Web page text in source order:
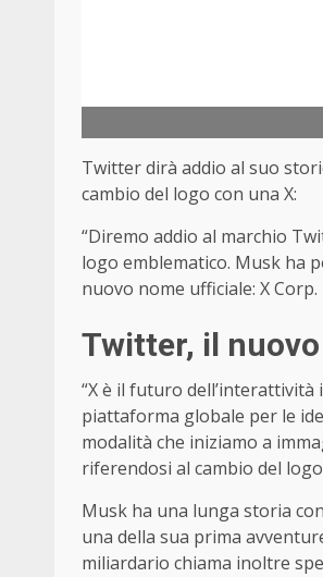
Twitter dirà addio al suo
cambio del logo con una X:
“Diremo addio al marchio
logo emblematico. Musk ha
nuovo nome ufficiale: X Corp.
Twitter, il
“X è il futuro dell’interattività
piattaforma globale per le
modalità che iniziamo a
riferendosi al cambio del
Musk ha una lunga storia
una della sua prima
miliardario chiama inoltre